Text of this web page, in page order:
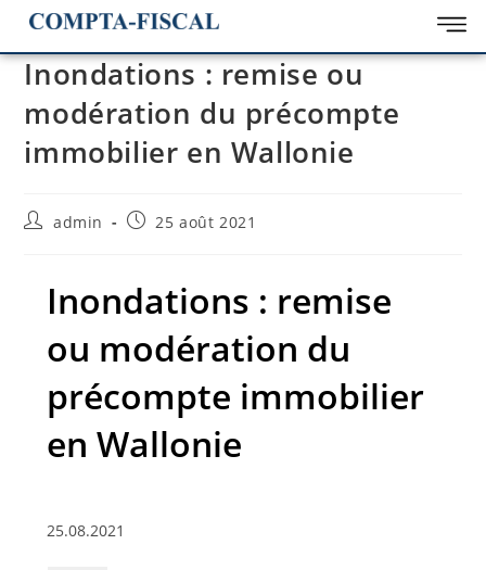
Inondations : remise ou
modération du précompte
immobilier en Wallonie
admin 25 août 2021
Inondations : remise
ou modération du
précompte immobilier
en Wallonie
25.08.2021